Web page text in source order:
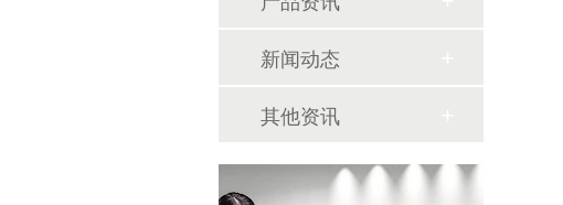
新闻动态
其他资讯